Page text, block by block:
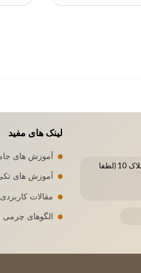
مشهد ، مطهری شمالی 37 ، سبحانی14 پلاک 10 (لطفا
لینک های مفید
آموزش های
آموزش های
مقالات کاربردی
الگوهای چرمی